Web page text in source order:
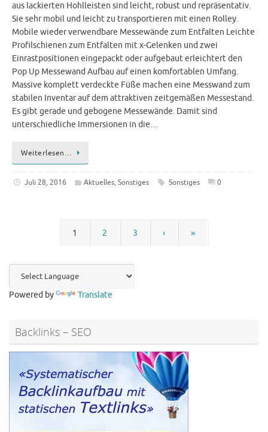
aus lackierten Hohlleisten sind leicht, robust und repräsentativ.
Sie sehr mobil und leicht zu transportieren mit einen Rolley.
Mobile wieder verwendbare Messewände zum Entfalten Leichte
Profilschienen zum Entfalten mit x-Gelenken und zwei
Einrastpositionen eingepackt oder aufgebaut erleichtert den
Pop Up Messewand Aufbau auf einen komfortablen Umfang.
Massive komplett verdeckte Füße machen eine Messwand zum
stabilen Inventar auf dem attraktiven zeitgemäßen Messestand.
Es gibt gerade und gebogene Messewände. Damit sind
unterschiedliche Immersionen in die…
Weiterlesen…
Juli 28, 2016 Aktuelles,Sonstiges Sonstiges 0
1 2 3 › »
Powered by Translate
Backlinks – SEO